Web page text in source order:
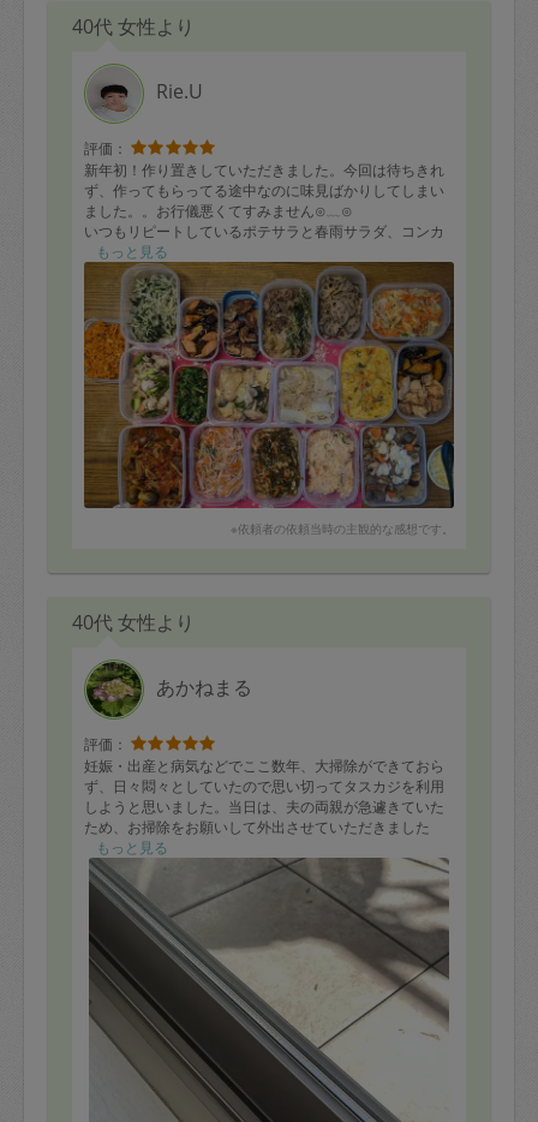
40代 女性より
Rie.U
評価：
新年初！作り置きしていただきました。今回は待ちきれ
ず、作ってもらってる途中なのに味見ばかりしてしまい
ました。。お行儀悪くてすみません⊙⁠﹏⁠⊙
いつもリピートしているポテサラと春雨サラダ、コンカ
も作ってもらいました。本当に大好物です。今年もどう
ぞよろしくお願いします！
もっと見る
※依頼者の依頼当時の主観的な感想です。
40代 女性より
あかねまる
評価：
妊娠・出産と病気などでここ数年、大掃除ができておら
ず、日々悶々としていたので思い切ってタスカジを利用
しようと思いました。当日は、夫の両親が急遽きていた
ため、お掃除をお願いして外出させていただきました
が、快く送り出していただき家中ピカピカにしていただ
きました。
はじめのヒアリング後はテキパキと、物が置いていて掃
除しにくい箇所もどかしながら作業していただいたよう
で、外出後とてもきれいになっていて嬉しかったです。
・３年ほどやる気が起きず放置していた家中の窓掃除を
していただき、ピカピカになった窓に大満足です。
・普段見てみぬふりをしていた、床や壁、巾木の上など
もしっかり拭き掃除していただき、気持ちよかったで
もっと見る